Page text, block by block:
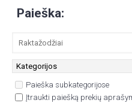
Paieška:
Paieška subkategorijose
Įtraukti paiešką prekių